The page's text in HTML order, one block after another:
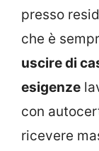
presso
che è
uscire di
esigenze
con
ricevere